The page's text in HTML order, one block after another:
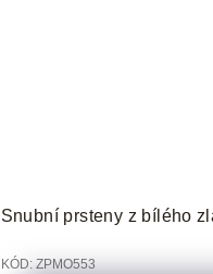
Snubní prsteny z bílého
KÓD: ZPMO553